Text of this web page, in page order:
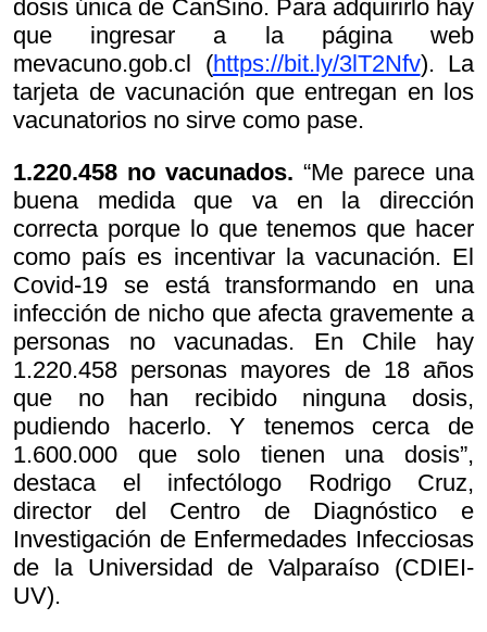
dosis única de CanSino. Para adquirirlo hay
que ingresar a la página web
mevacuno.gob.cl (https://bit.ly/3lT2Nfv). La
tarjeta de vacunación que entregan en los
vacunatorios no sirve como pase.
1.220.458 no vacunados. “Me parece una
buena medida que va en la dirección
correcta porque lo que tenemos que hacer
como país es incentivar la vacunación. El
Covid-19 se está transformando en una
infección de nicho que afecta gravemente a
personas no vacunadas. En Chile hay
1.220.458 personas mayores de 18 años
que no han recibido ninguna dosis,
pudiendo hacerlo. Y tenemos cerca de
1.600.000 que solo tienen una dosis”,
destaca el infectólogo Rodrigo Cruz,
director del Centro de Diagnóstico e
Investigación de Enfermedades Infecciosas
de la Universidad de Valparaíso (CDIEI-
UV).